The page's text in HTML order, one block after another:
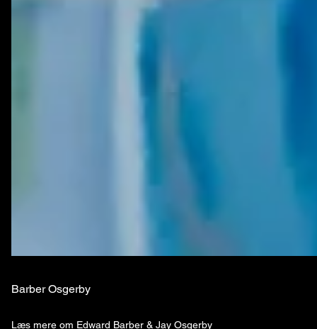
Barber Osgerby
Læs mere om Edward Barber & Jay Osgerby